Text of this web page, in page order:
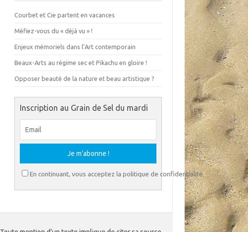
Courbet et Cie partent en vacances
Méfiez-vous du « déjà vu » !
Enjeux mémoriels dans l’Art contemporain
Beaux-Arts au régime sec et Pikachu en gloire !
Opposer beauté de la nature et beau artistique ?
Inscription au Grain de Sel du mardi
En continuant, vous acceptez la politique de confidentialité